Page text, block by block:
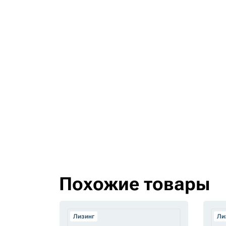
Похожие товары
Лизинг